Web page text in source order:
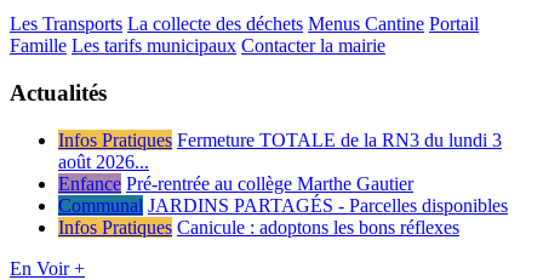
Les Transports La collecte des déchets Menus Cantine Portail
Famille Les tarifs municipaux Contacter la mairie
Actualités
Infos Pratiques Fermeture TOTALE de la RN3 du lundi 3
août 2026...
Enfance Pré-rentrée au collège Marthe Gautier
Communal JARDINS PARTAGÉS - Parcelles disponibles
Infos Pratiques Canicule : adoptons les bons réflexes
En Voir +